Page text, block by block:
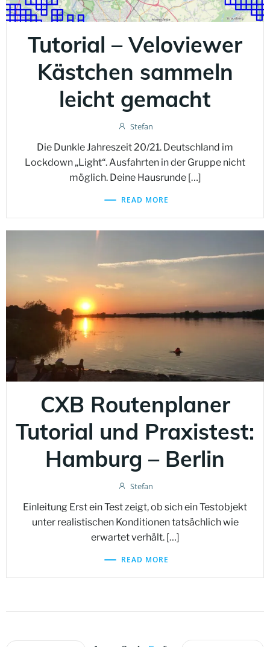
Tutorial – Veloviewer
Kästchen sammeln
leicht gemacht
Stefan
Die Dunkle Jahreszeit 20/21. Deutschland im
Lockdown „Light“. Ausfahrten in der Gruppe nicht
möglich. Deine Hausrunde […]
READ MORE
CXB Routenplaner
Tutorial und Praxistest:
Hamburg – Berlin
Stefan
Einleitung Erst ein Test zeigt, ob sich ein Testobjekt
unter realistischen Konditionen tatsächlich wie
erwartet verhält. […]
READ MORE